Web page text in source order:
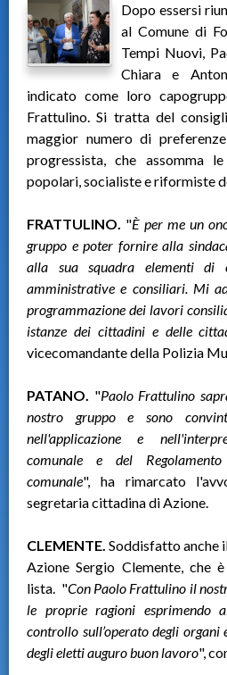
Dopo essersi
al Comune di
Tempi Nuovi,
Chiara e
indicato come loro
Frattulino. Si tratta del
maggior numero di
progressista, che assomma
popolari, socialiste e riformiste
FRATTULINO. "È per me un
gruppo e poter fornire alla
alla sua squadra elementi di
amministrative e consiliari. Mi
programmazione dei lavori
istanze dei cittadini e delle
vicecomandante della Polizia
PATANO. "Paolo Frattulino
nostro gruppo e sono
nell'applicazione e
comunale e del
comunale", ha rimarcato
segretaria cittadina di Azione.
CLEMENTE. Soddisfatto anche
Azione Sergio Clemente, che
lista. "Con Paolo Frattulino il
le proprie ragioni esprimendo
controllo sull’operato degli
degli eletti auguro buon lavoro",